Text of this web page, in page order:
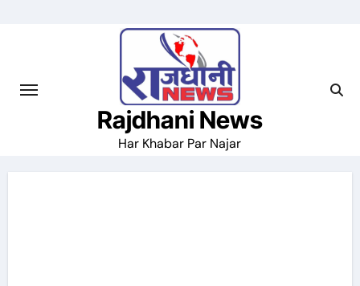
Rajdhani News
Har Khabar Par Najar